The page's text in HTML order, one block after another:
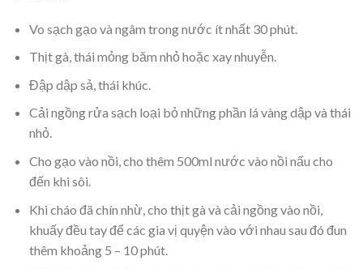
Vo sạch gạo và ngâm trong nước ít nhất 30 phút.
Thịt gà, thái mỏng băm nhỏ hoặc xay nhuyễn.
Đập dập sả, thái khúc.
Cải ngồng rửa sạch loại bỏ những phần lá vàng dập và thái
nhỏ.
Cho gạo vào nồi, cho thêm 500ml nước vào nồi nấu cho
đến khi sôi.
Khi cháo đã chín nhừ, cho thịt gà và cải ngồng vào nồi,
khuấy đều tay để các gia vị quyện vào với nhau sau đó đun
thêm khoảng 5 – 10 phút.